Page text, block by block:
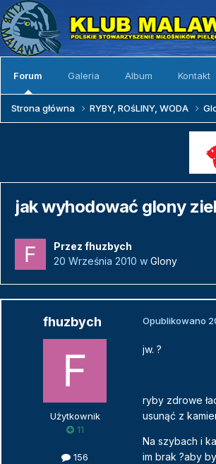
Forum Galeria Album Kontakt
Strona główna RYBY, ROśLINY, WODA
jak wyhodować glony
Przez fhuzbych
20 Września 2010 w Glony
fhuzbych
Użytkownik
11
156
Opublikowano
jw. ?
ryby zdrowe
usunąć z
Na szybach i
im brak ?aby